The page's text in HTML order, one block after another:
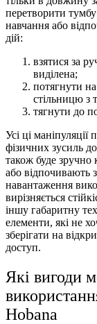
перетворити
навчання або
дій:
взятися за
виділена;
потягнути
стільницю з
тягнути до
Усі ці
фізичних зусиль
також буде зручно
або відпочивають
навантаження
вирізняється
іншу габаритну
елементи, які не
зберігати на
доступ.
Які вигоди
Hobana